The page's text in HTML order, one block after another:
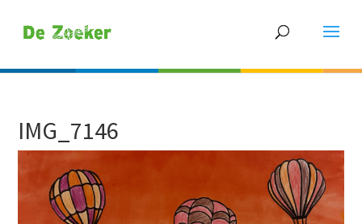
IMG_7146